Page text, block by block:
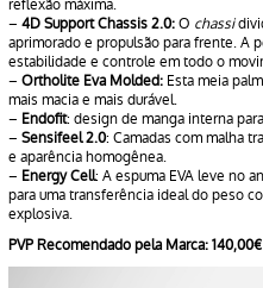
reflexão máxima.
– 4D Support Chassis 2.0:O chassi
aprimorado e propulsão para frente. A
estabilidade e controle em todo o
– Ortholite Eva Molded: Esta meia
mais macia e mais durável.
– Endofit: design de manga interna
– Sensifeel 2.0: Camadas com malha
e aparência homogênea.
– Energy Cell: A espuma EVA leve no
para uma transferência ideal do peso
explosiva.
PVP Recomendado pela Marca: 140,00€